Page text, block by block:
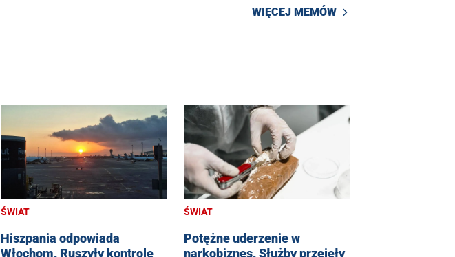
WIĘCEJ MEMÓW
ŚWIAT
Hiszpania odpowiada
Włochom. Ruszyły kontrole
ŚWIAT
Potężne uderzenie w
narkobiznes. Służby przejęły